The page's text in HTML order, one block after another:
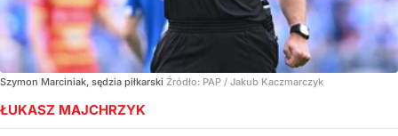
Szymon Marciniak, sędzia piłkarski Źródło: PAP / Jakub Kaczmarczyk
ŁUKASZ MAJCHRZYK